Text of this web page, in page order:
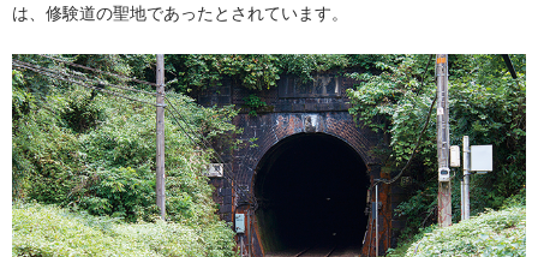
は、修験道の聖地であったとされています。